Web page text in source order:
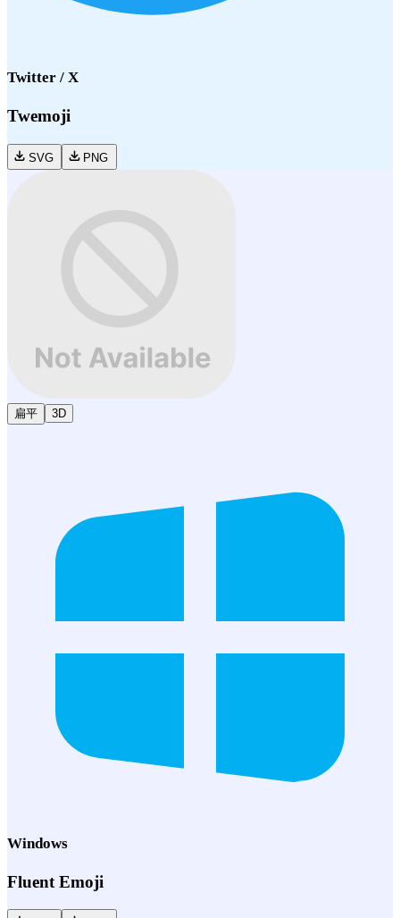
Twitter / X
Twemoji
SVG PNG
扁平 3D
Windows
Fluent Emoji